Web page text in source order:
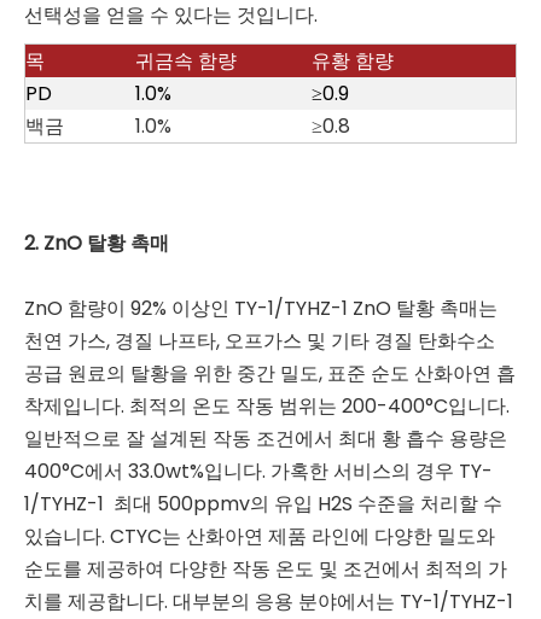
선택성을 얻을 수 있다는 것입니다.
목
귀금속 함량
유황 함량
PD
1.0%
≥0.9
백금
1.0% ≥0.8
2. ZnO 탈황 촉매
ZnO 함량이 92% 이상인 TY-1/TYHZ-1 ZnO 탈황 촉매는
천연 가스, 경질 나프타, 오프가스 및 기타 경질 탄화수소
공급 원료의 탈황을 위한 중간 밀도, 표준 순도 산화아연 흡
착제입니다. 최적의 온도 작동 범위는 200-400°C입니다.
일반적으로 잘 설계된 작동 조건에서 최대 황 흡수 용량은
400°C에서 33.0wt%입니다. 가혹한 서비스의 경우 TY-
1/TYHZ-1 최대 500ppmv의 유입 H2S 수준을 처리할 수
있습니다. CTYC는 산화아연 제품 라인에 다양한 밀도와
순도를 제공하여 다양한 작동 온도 및 조건에서 최적의 가
치를 제공합니다. 대부분의 응용 분야에서는 TY-1/TYHZ-1